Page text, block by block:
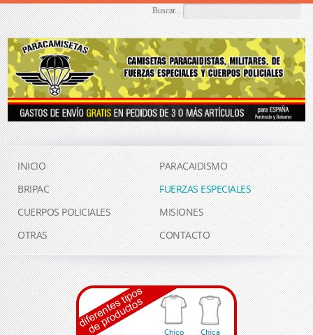
Buscar...
INICIO
PARACAIDISMO
BRIPAC
FUERZAS ESPECIALES
CUERPOS POLICIALES
MISIONES
OTRAS
CONTACTO